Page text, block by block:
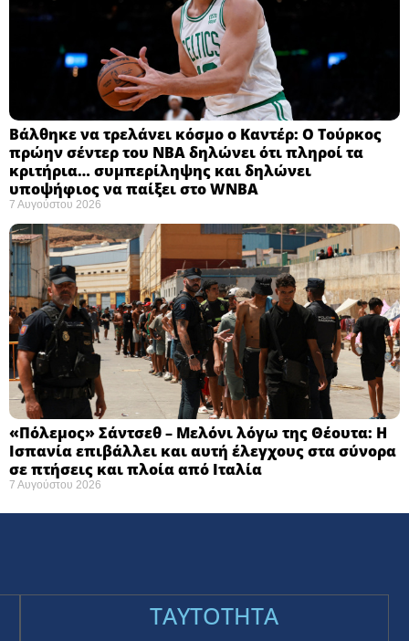
Βάλθηκε να τρελάνει κόσμο ο Καντέρ: Ο Τούρκος
πρώην σέντερ του NBA δηλώνει ότι πληροί τα
κριτήρια… συμπερίληψης και δηλώνει
υποψήφιος να παίξει στο WNBA
7 Αυγούστου 2026
«Πόλεμος» Σάντσεθ – Μελόνι λόγω της Θέουτα: Η
Ισπανία επιβάλλει και αυτή έλεγχους στα σύνορα
σε πτήσεις και πλοία από Ιταλία
7 Αυγούστου 2026
TAYTOTHTA